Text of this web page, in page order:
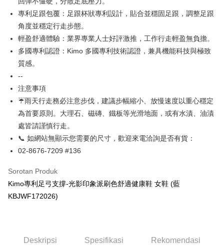
Bank
HSBC Bank (Taiwan)
Union Bank of Taiwan
Far Eastern International
Bank
Yuanta Commercial Bank
Bank Antarabangsa
Syarikat Kad Kredit
Rakuten Taiwan
Google Pay
AFTEE
Deskripsi
Pertama, Mengenai Perkhidmatan AFTEE Beli Sekarang Bayar Kemudian
1. Dengan memilih AFTEE sebagai kaedah pembayaran, mesej
3. Tiada bayaran diperlukan apabila pesanan disahkan. Produk akan
dihantar ke alamat yang ditetapkan.
manakala ahli aplikasi akan menerima pemberitahuan tolak aplikasi
AFTEE.
5. Tiada bayaran diperlukan apabila anda menerima produk. Sila buat
pembayaran di empat kedai serbaneka utama, ATM atau perbankan
dalam talian dengan SMS pembayaran atau pemberitahuan tolak aplikasi
Sila ambil perhatian bahawa tempoh pembayaran adalah 14 hari. Walau
bagaimanapun, bagi mereka yang telah memuat turun Aplikasi AFTEE
dan mendaftar sebagai ahli AFTEE boleh menikmati tempoh pembayaran
boleh melanjutkan tempoh pembayaran anda sebelum anda menerima
Pemindahan ATM
Tunai semasa Penghantaran
Pilihan Penghantaran
全家取貨付款
NT$1,000 atau lebih
專利足跟包覆：足跟杯狀專利設計，貼合並穩固足跟，調整足跟
角度並穩定行走步態。
輕盈舒適體驗：業界專業人士好評激推，工作行走輕盈無負擔。
多國專利認證：Kimo 多國專利技術認證，兼具機能科技與極致
質感。
--
注意事項
☔雨天行走務必注意步伐，建議步幅縮小、放慢速度以重心穩定
為首要原則。大理石、磁磚、鐵板等光滑地面，或有水漬、油漬
處皆請謹慎行走。
📞 如網站無顯示您需要的尺寸，歡迎來電洽詢是否有貨：
02-8676-7209 #136
Sorotan Produk
Kimo專利足弓支撐-光影印象派刷色舒適健康鞋 女鞋 (藍
KBJWF172026)
Deskripsi Spesifikasi Rekomendasi